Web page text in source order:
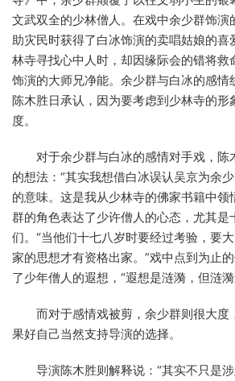
文武双全的少林僧人。在戏中余少群饰演
助灾民时获得了白冰饰演的卖唱姑娘的喜
林寺寻找心中人时，却因缘际会的错将救
饰演的大师兄净能。余少群与白冰的感情
陈木胜日承认，因为要考虑到少林寺的形
度。
对于余少群与白冰的感情对手戏，陈
的想法：“其实我想借白冰误认吴京为余
的意味。这是我从少林寺的佛家书籍中领
群的角色表达了少许僧人的心态，尤其是
们。“当他们十七八岁时要经过考验，要
家的思想才有资格出家。”戏中点到为止
了少年僧人的遐想，“遐想是涟漪，但涟
而对于感情戏被剪，余少群则很大度
果好自己当然支持导演的选择。
导演陈木胜则解释说：“其实不只是涉